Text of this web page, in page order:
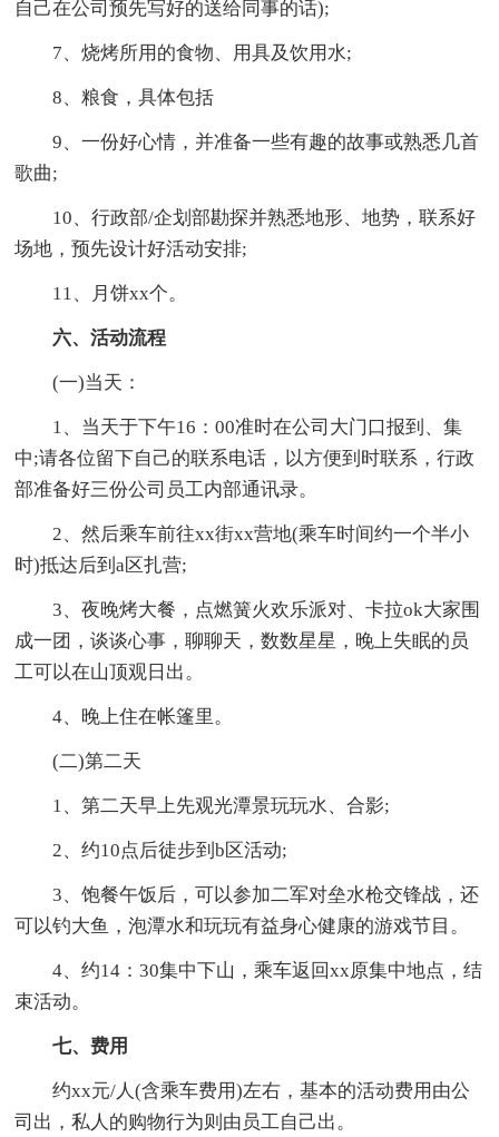
自己在公司预先写好的送给同事的话);
7、烧烤所用的食物、用具及饮用水;
8、粮食，具体包括
9、一份好心情，并准备一些有趣的故事或熟悉几首
歌曲;
10、行政部/企划部勘探并熟悉地形、地势，联系好
场地，预先设计好活动安排;
11、月饼xx个。
六、活动流程
(一)当天：
1、当天于下午16：00准时在公司大门口报到、集
中;请各位留下自己的联系电话，以方便到时联系，行政
部准备好三份公司员工内部通讯录。
2、然后乘车前往xx街xx营地(乘车时间约一个半小
时)抵达后到a区扎营;
3、夜晚烤大餐，点燃簧火欢乐派对、卡拉ok大家围
成一团，谈谈心事，聊聊天，数数星星，晚上失眠的员
工可以在山顶观日出。
4、晚上住在帐篷里。
(二)第二天
1、第二天早上先观光潭景玩玩水、合影;
2、约10点后徒步到b区活动;
3、饱餐午饭后，可以参加二军对垒水枪交锋战，还
可以钓大鱼，泡潭水和玩玩有益身心健康的游戏节目。
4、约14：30集中下山，乘车返回xx原集中地点，结
束活动。
七、费用
约xx元/人(含乘车费用)左右，基本的活动费用由公
司出，私人的购物行为则由员工自己出。